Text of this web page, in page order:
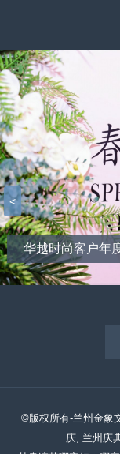
华越时尚客户年
<
©版权所有-兰州金象
庆, 兰州庆